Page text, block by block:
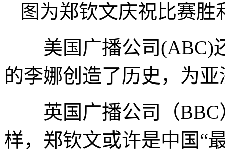
图为郑钦文庆祝比赛胜
美国广播公司(ABC)
的李娜创造了历史，为
英国广播公司（BBC
样，郑钦文或许是中国“